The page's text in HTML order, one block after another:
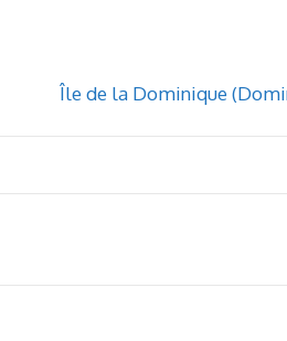
Île de la Dominique